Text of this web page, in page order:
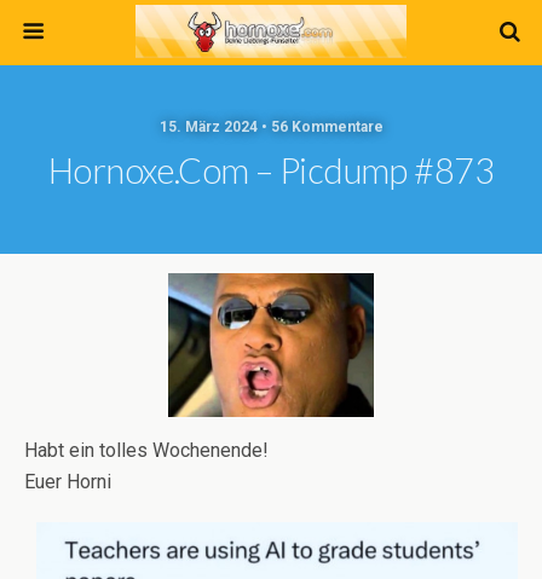
15. März 2024 • 56 Kommentare
Hornoxe.com – Picdump #873
Habt ein tolles Wochenende!
Euer Horni